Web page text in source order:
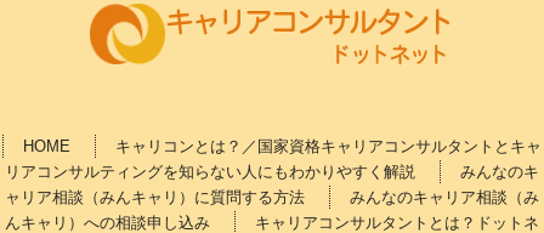
HOME
キャリコンとは？／国家資格キャリアコンサルタントとキャ
リアコンサルティングを知らない人にもわかりやすく解説
みんなのキ
ャリア相談（みんキャリ）に質問する方法
みんなのキャリア相談（み
んキャリ）への相談申し込み
キャリアコンサルタントとは？ドットネ